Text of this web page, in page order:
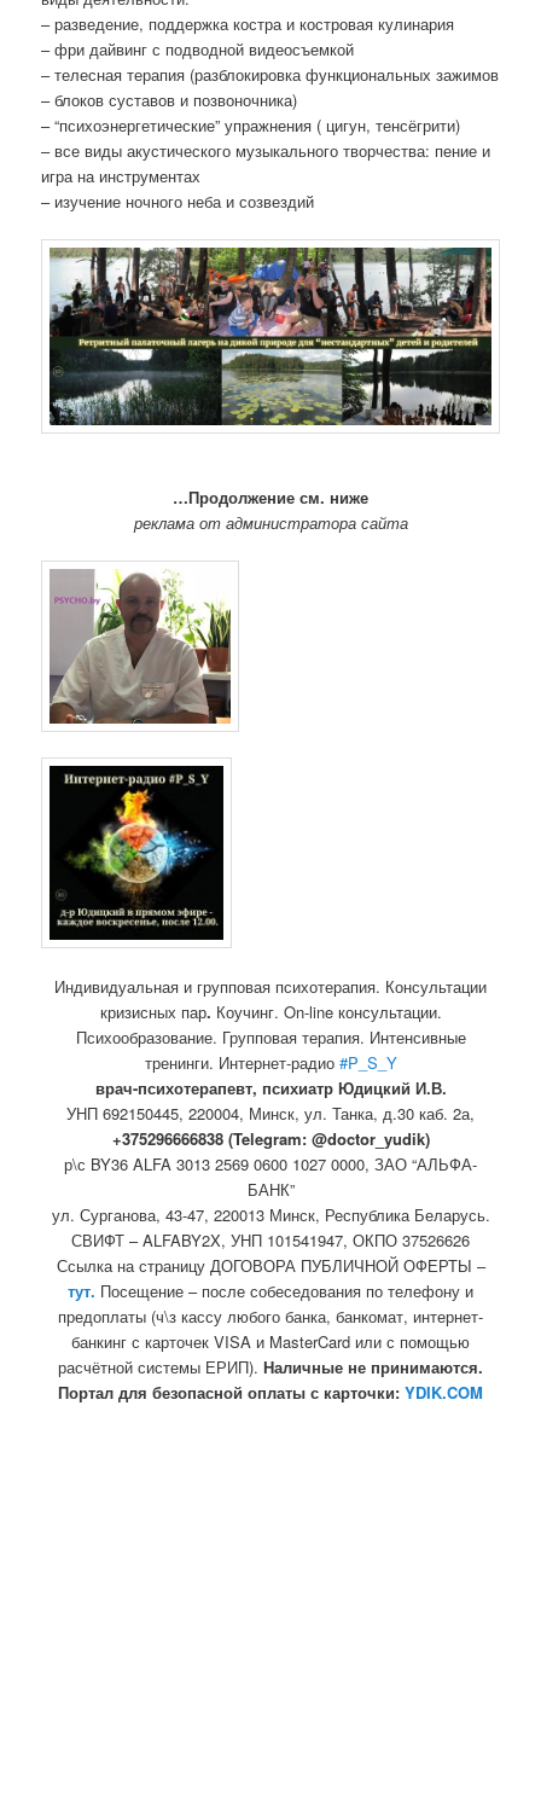
– разведение, поддержка костра и костровая кулинария
– фри дайвинг с подводной видеосъемкой
– телесная терапия (разблокировка функциональных зажимов
– блоков суставов и позвоночника)
– “психоэнергетические” упражнения ( цигун, тенсёгрити)
– все виды акустического музыкального творчества: пение и
игра на инструментах
– изучение ночного неба и созвездий
…Продолжение см. ниже
реклама от администратора сайта
Индивидуальная и групповая психотерапия. Консультации
кризисных пар. Коучинг. On-line консультации.
Психообразование. Групповая терапия. Интенсивные
тренинги. Интернет-радио #P_S_Y
врач-психотерапевт, психиатр Юдицкий И.В.
УНП 692150445, 220004, Минск, ул. Танка, д.30 каб. 2а,
+375296666838 (Telegram: @doctor_yudik)
р\с BY36 ALFA 3013 2569 0600 1027 0000, ЗАО “АЛЬФА-
БАНК”
ул. Сурганова, 43-47, 220013 Минск, Республика Беларусь.
СВИФТ – ALFABY2X, УНП 101541947, ОКПО 37526626
Ссылка на страницу ДОГОВОРА ПУБЛИЧНОЙ ОФЕРТЫ –
тут. Посещение – после собеседования по телефону и
предоплаты (ч\з кассу любого банка, банкомат, интернет-
банкинг с карточек VISA и MasterCard или с помощью
расчётной системы ЕРИП). Наличные не принимаются.
Портал для безопасной оплаты с карточки: YDIK.COM